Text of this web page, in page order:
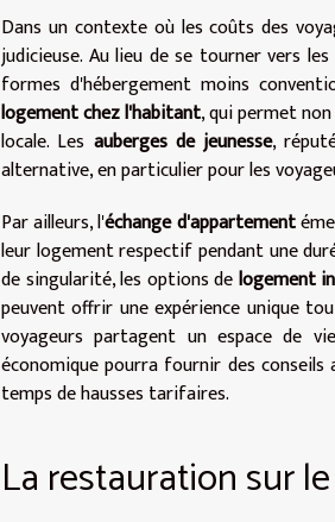
Dans un contexte où les coûts des
judicieuse. Au lieu de se tourner vers
formes d'hébergement moins
logement chez l'habitant, qui permet
locale. Les auberges de jeunesse,
alternative, en particulier pour les
Par ailleurs, l'échange d'appartement
leur logement respectif pendant une
de singularité, les options delogement
peuvent offrir une expérience unique
voyageurs partagent un espace de
économique pourra fournir des conseils
temps de hausses tarifaires.
La restauration sur